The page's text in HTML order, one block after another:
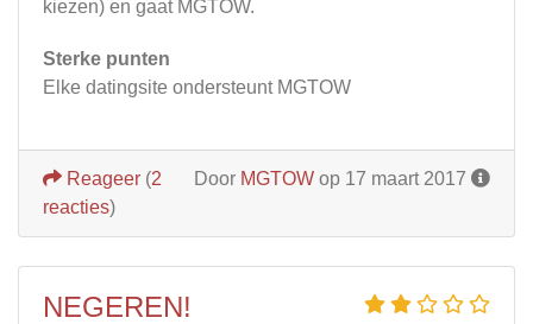
kiezen) en gaat MGTOW.
Sterke punten
Elke datingsite ondersteunt MGTOW
Door MGTOW op 17 maart 2017
Reageer (2
reacties)
NEGEREN!